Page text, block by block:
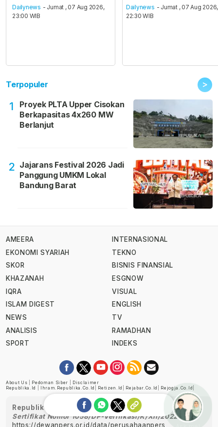
Dailynews - Jumat , 07 Aug 2026,
23:00 WIB
Dailynews - Jumat , 07 Aug 2026,
22:30 WIB
Terpopuler >
1
Proyek PLTA Upper Cisokan
Berkapasitas 4x260 MW
Berlanjut
2 Jajarans Festival 2026 Jadi
Panggung UMKM Lokal
Bandung Barat
AMEERA
EKONOMI SYARIAH
SKOR
KHAZANAH
IQRA
ISLAM DIGEST
NEWS
ANALISIS
SPORT
INTERNASIONAL
TEKNO
BISNIS FINANSIAL
ESGNOW
VISUAL
ENGLISH
TV
RAMADHAN
INDEKS
About Us Pedoman Siber
Disclaimer
Republika.id
Ihram.republika.co.id Retizen.id Rejabar.co.id Rejogja.co.id
Republika telah diverifikasi oleh Dewan Pers
Sertifikat Nomor 1058/DP-Verifikasi/K/XII/2022
https://dewanpers.or.id/data/perusahaanpers